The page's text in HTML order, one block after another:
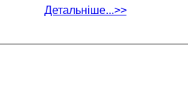
Детальніше...>>